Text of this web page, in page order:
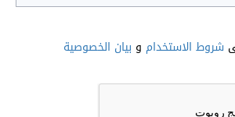
شروط الاستخدام و بيان الخصوصية